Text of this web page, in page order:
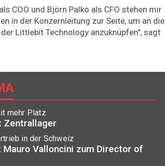
COO und Björn Palko als CFO stehen mir
in der Konzernleitung zur Seite, um an die
Littlebit Technology anzuknüpfen", sagt
mehr Platz
in der Schweiz
Valloncini zum Director of